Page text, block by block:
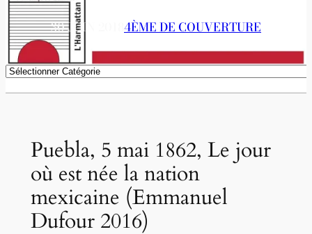
30 JUIN 2018 4ÈME DE COUVERTURE
Catégories
Puebla, 5 mai 1862, Le jour
où est née la nation
mexicaine (Emmanuel
Dufour 2016)